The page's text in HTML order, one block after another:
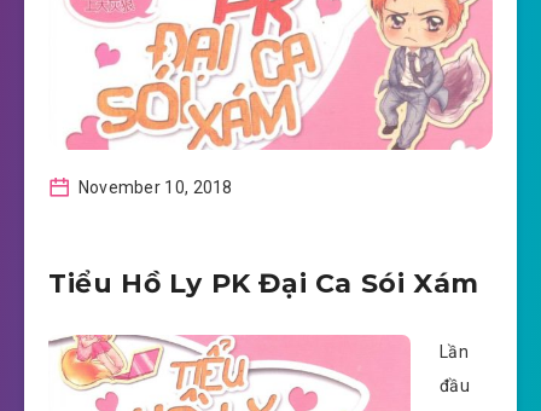
November 10, 2018
Tiểu Hồ Ly PK Đại Ca Sói Xám
Lần
đầu